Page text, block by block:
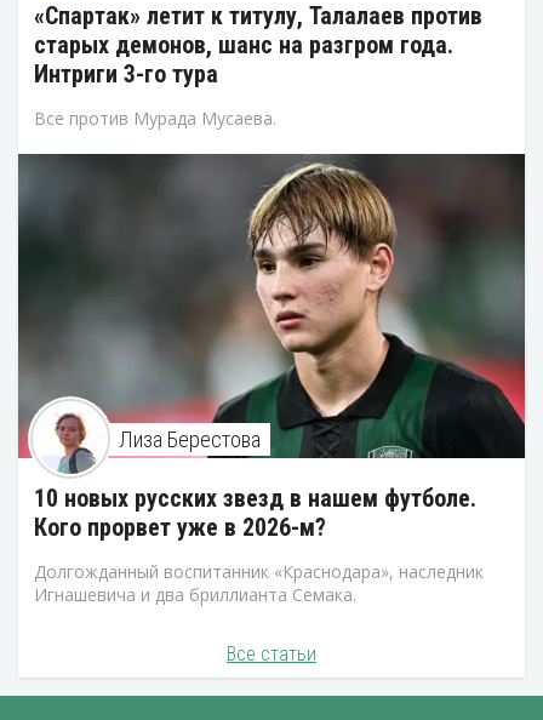
«Спартак» летит к титулу, Талалаев против
старых демонов, шанс на разгром года.
Интриги 3-го тура
Все против Мурада Мусаева.
Лиза Берестова
10 новых русских звезд в нашем футболе.
Кого прорвет уже в 2026-м?
Долгожданный воспитанник «Краснодара», наследник
Игнашевича и два бриллианта Семака.
Все статьи